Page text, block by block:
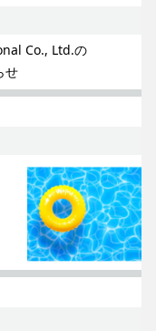
Co., Ltd.の
せ